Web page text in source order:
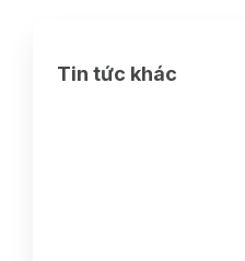
Tin tức khác